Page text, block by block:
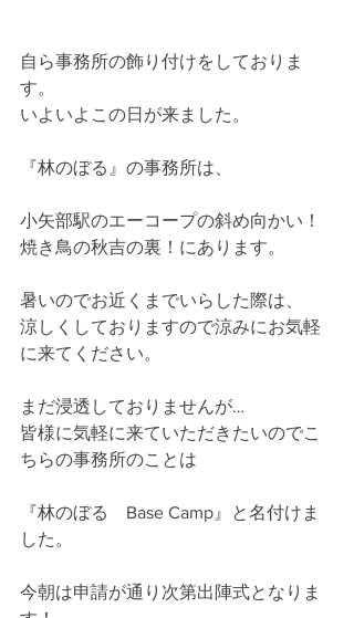
自ら事務所の飾り付けをしておりま
す。
いよいよこの日が来ました。
『林のぼる』の事務所は、
小矢部駅のエーコープの斜め向かい！
焼き鳥の秋吉の裏！にあります。
暑いのでお近くまでいらした際は、
涼しくしておりますので涼みにお気軽
に来てください。
まだ浸透しておりませんが…
皆様に気軽に来ていただきたいのでこ
ちらの事務所のことは
『林のぼる　Base Camp』と名付けま
した。
今朝は申請が通り次第出陣式となりま